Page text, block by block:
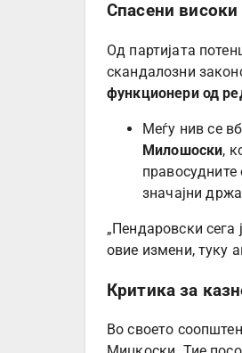
Спасени
Од партијата
скандалозни
функционери од
Меѓу нив се
Милошоски,
значајни
„Пендаровски
овие измени, туку
Критика за
Во своето